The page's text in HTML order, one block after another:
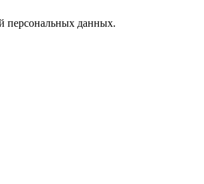
персональных данных.